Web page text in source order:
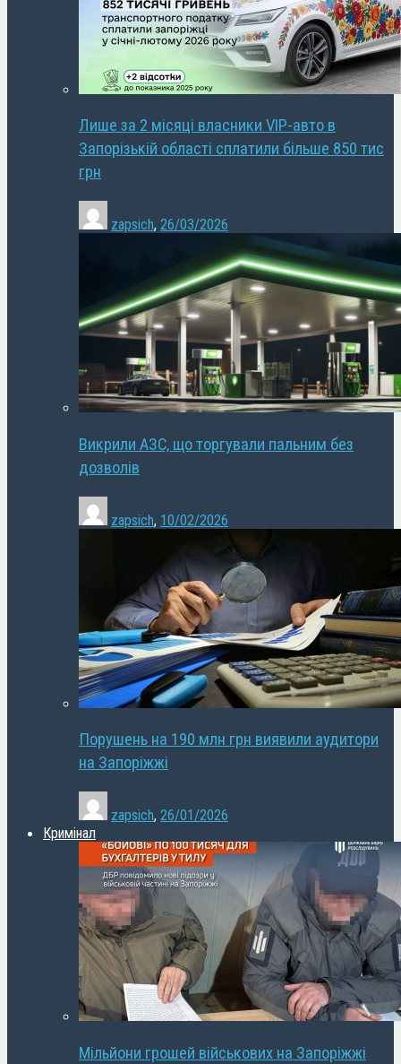
Лише за 2 місяці власники VIP-авто в
Запорізькій області сплатили більше 850 тис
грн
zapsich, 26/03/2026
Викрили АЗС, що торгували пальним без
дозволів
zapsich, 10/02/2026
Порушень на 190 млн грн виявили аудитори
на Запоріжжі
zapsich, 26/01/2026
Кримінал
Мільйони грошей військових на Запоріжжі